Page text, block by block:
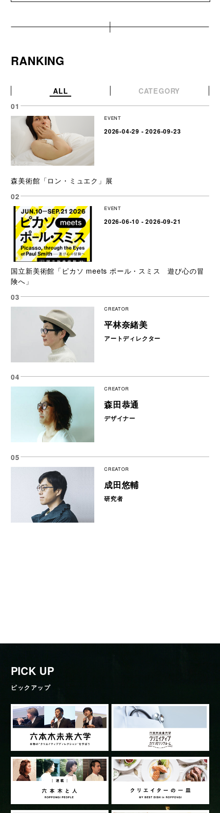
RANKING
ALL CATEGORY
EVENT
2026-04-29 - 2026-09-23
森美術館「ロン・ミュエク」展
EVENT
2026-06-10 - 2026-09-21
国立新美術館「ピカソ meets ポール・スミス 遊び心の冒
険へ」
CREATOR
平林奈緒美
アートディレクター
CREATOR
森田恭通
デザイナー
CREATOR
成田悠輔
研究者
PICK UP
ピックアップ